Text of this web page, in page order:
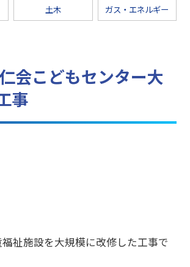
土木 ガス・エネルギー
会こどもセンター大
事
祉施設を大規模に改修した工事で